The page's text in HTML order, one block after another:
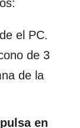
el PC.
de 3
de la
pulsa en